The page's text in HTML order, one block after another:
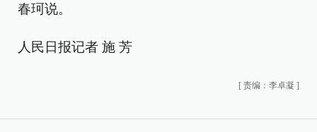
春珂说。
人民日报记者 施 芳
[ 责编：李卓凝 ]